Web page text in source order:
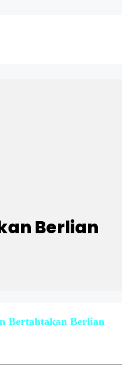
Berlian
Bertahtakan Berlian